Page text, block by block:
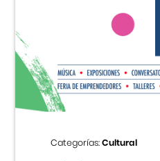
Categorías:Cultural